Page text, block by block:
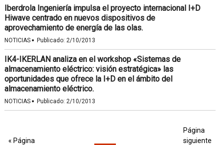
Iberdrola Ingeniería impulsa el proyecto internacional I+D
Hiwave centrado en nuevos dispositivos de
aprovechamiento de energía de las olas.
NOTICIAS · Publicado: 2/10/2013
IK4-IKERLAN analiza en el workshop «Sistemas de
almacenamiento eléctrico: visión estratégica» las
oportunidades que ofrece la I+D en el ámbito del
almacenamiento eléctrico.
NOTICIAS · Publicado: 2/10/2013
« Página
Página
siguiente